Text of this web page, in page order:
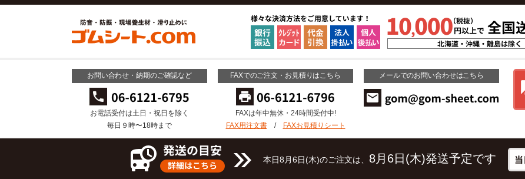
お問い合わせ・納期のご確認など
お電話受付は土日・祝日を除く
毎日９時〜18時まで
FAXでのご注文・お見積りはこちら
FAXは年中無休・24時間受付中!
FAX用注文書/ FAXお見積りシート
メールでのお問い合わせはこちら
本日8月6日(木)のご注文は、 8月6日(木)発送予定です